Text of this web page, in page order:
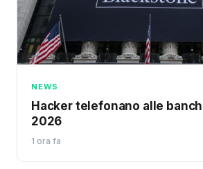
NEWS
Hacker telefonano alle
2026
1 ora fa